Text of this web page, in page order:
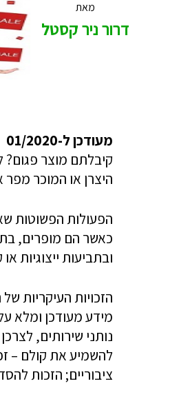
מאת
דרור ניר קסטל
מעודכן ל-01/2020
קיבלתם מוצר
היצרן או המוכר
הפעולות הפשוטות
כאשר הם מופרים,
ובתביעות ייצוגיות
הזכויות העיקריות
מידע מעודכן ומלא
נותני שירותים,
להשמיע את קולם –
ציבוריים; הזכות